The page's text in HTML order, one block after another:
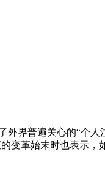
界普遍关心的“个人
变革始末时也表示，